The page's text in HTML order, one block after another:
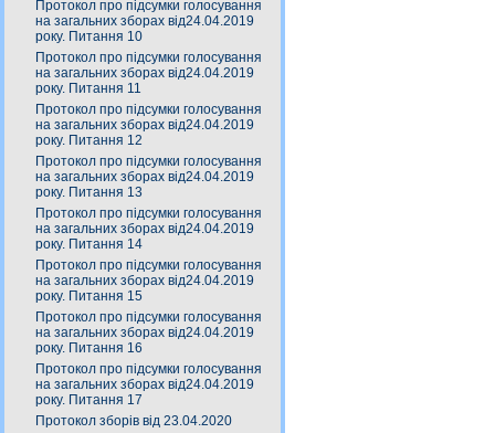
Протокол про підсумки голосування
на загальних зборах від24.04.2019
року. Питання 10
Протокол про підсумки голосування
на загальних зборах від24.04.2019
року. Питання 11
Протокол про підсумки голосування
на загальних зборах від24.04.2019
року. Питання 12
Протокол про підсумки голосування
на загальних зборах від24.04.2019
року. Питання 13
Протокол про підсумки голосування
на загальних зборах від24.04.2019
року. Питання 14
Протокол про підсумки голосування
на загальних зборах від24.04.2019
року. Питання 15
Протокол про підсумки голосування
на загальних зборах від24.04.2019
року. Питання 16
Протокол про підсумки голосування
на загальних зборах від24.04.2019
року. Питання 17
Протокол зборів від 23.04.2020